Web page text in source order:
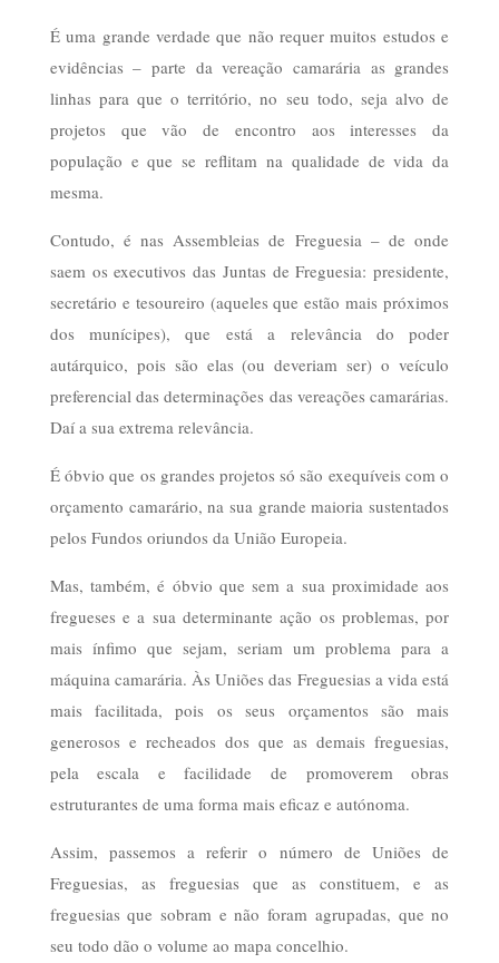
É uma grande verdade que não requer muitos estudos e
evidências – parte da vereação camarária as grandes
linhas para que o território, no seu todo, seja alvo de
projetos que vão de encontro aos interesses da
população e que se reflitam na qualidade de vida da
mesma.
Contudo, é nas Assembleias de Freguesia – de onde
saem os executivos das Juntas de Freguesia: presidente,
secretário e tesoureiro (aqueles que estão mais próximos
dos munícipes), que está a relevância do poder
autárquico, pois são elas (ou deveriam ser) o veículo
preferencial das determinações das vereações camarárias.
Daí a sua extrema relevância.
É óbvio que os grandes projetos só são exequíveis com o
orçamento camarário, na sua grande maioria sustentados
pelos Fundos oriundos da União Europeia.
Mas, também, é óbvio que sem a sua proximidade aos
fregueses e a sua determinante ação os problemas, por
mais ínfimo que sejam, seriam um problema para a
máquina camarária. Às Uniões das Freguesias a vida está
mais facilitada, pois os seus orçamentos são mais
generosos e recheados dos que as demais freguesias,
pela escala e facilidade de promoverem obras
estruturantes de uma forma mais eficaz e autónoma.
Assim, passemos a referir o número de Uniões de
Freguesias, as freguesias que as constituem, e as
freguesias que sobram e não foram agrupadas, que no
seu todo dão o volume ao mapa concelhio.